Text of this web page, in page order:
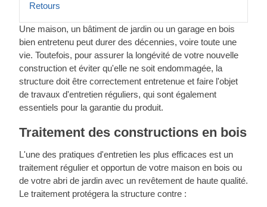
Retours
Une maison, un bâtiment de jardin ou un garage en bois
bien entretenu peut durer des décennies, voire toute une
vie. Toutefois, pour assurer la longévité de votre nouvelle
construction et éviter qu'elle ne soit endommagée, la
structure doit être correctement entretenue et faire l'objet
de travaux d'entretien réguliers, qui sont également
essentiels pour la garantie du produit.
Traitement des constructions en bois
L'une des pratiques d'entretien les plus efficaces est un
traitement régulier et opportun de votre maison en bois ou
de votre abri de jardin avec un revêtement de haute qualité.
Le traitement protégera la structure contre :